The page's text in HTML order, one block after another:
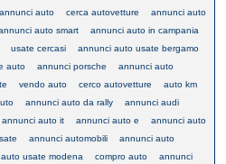
auto cerca autovetture
annunci auto
auto smart
annunci auto in campania
usate cercasi
annunci auto usate bergamo
auto annunci porsche
annunci auto
vendo auto cerco autovetture
auto km
annunci auto da rally
annunci audi
annunci auto it annunci auto e
annunci auto
annunci automobili
annunci auto
usate modena compro auto
annunci